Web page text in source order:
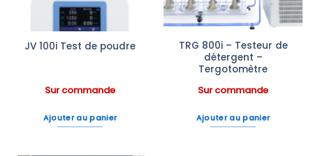
JV 100i Test de poudre
Sur commande
Ajouter au panier
TRG 800i – Testeur de
détergent –
Tergotomètre
Sur commande
Ajouter au panier